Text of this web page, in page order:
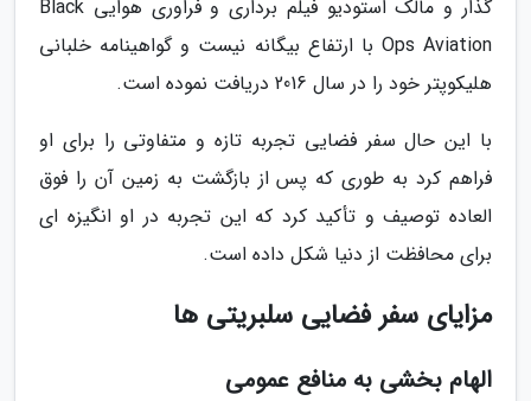
گذار و مالک استودیو فیلم برداری و فراوری هوایی Black
Ops Aviation با ارتفاع بیگانه نیست و گواهینامه خلبانی
هلیکوپتر خود را در سال 2016 دریافت نموده است.
با این حال سفر فضایی تجربه تازه و متفاوتی را برای او
فراهم کرد به طوری که پس از بازگشت به زمین آن را فوق
العاده توصیف و تأکید کرد که این تجربه در او انگیزه ای
برای محافظت از دنیا شکل داده است.
مزایای سفر فضایی سلبریتی ها
الهام بخشی به منافع عمومی